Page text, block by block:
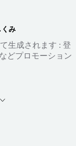
み
生成されます : 登
どプロモーション